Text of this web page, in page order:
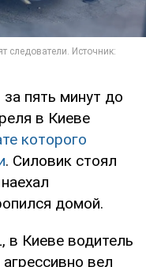
пять минут до
в Киеве
которого
. Силовик стоял
домой.
в Киеве водитель
вел